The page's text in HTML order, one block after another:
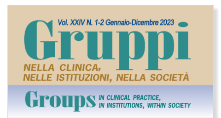
Immagine di copertina